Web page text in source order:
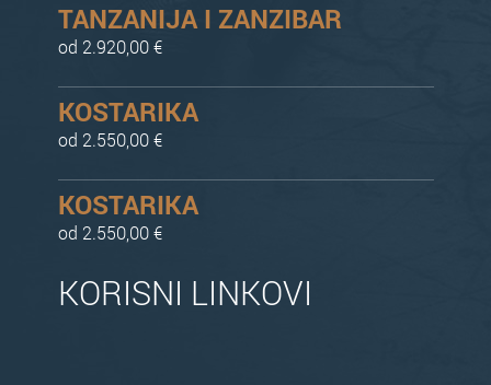
TANZANIJA I ZANZIBAR
od 2.920,00 €
KOSTARIKA
od 2.550,00 €
KOSTARIKA
od 2.550,00 €
KORISNI LINKOVI